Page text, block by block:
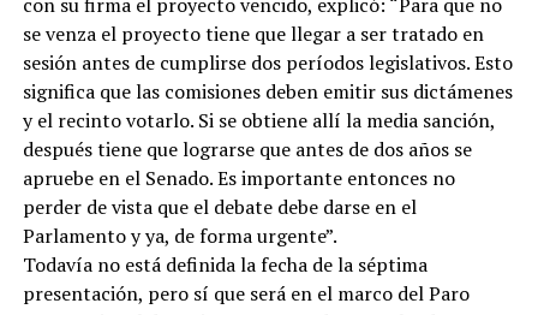
se venza el proyecto tiene que llegar a ser tratado en
sesión antes de cumplirse dos períodos legislativos. Esto
significa que las comisiones deben emitir sus dictámenes
y el recinto votarlo. Si se obtiene allí la media sanción,
después tiene que lograrse que antes de dos años se
apruebe en el Senado. Es importante entonces no
perder de vista que el debate debe darse en el
Parlamento y ya, de forma urgente”.
Todavía no está definida la fecha de la séptima
presentación, pero sí que será en el marco del Paro